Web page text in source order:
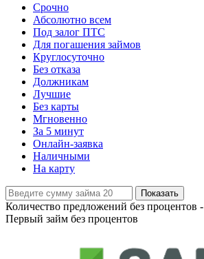
Срочно
Абсолютно всем
Под залог ПТС
Для погашения займов
Круглосуточно
Без отказа
Должникам
Лучшие
Без карты
Мгновенно
За 5 минут
Онлайн-заявка
Наличными
На карту
Показать
Количество предложений без процентов -
Первый займ без процентов